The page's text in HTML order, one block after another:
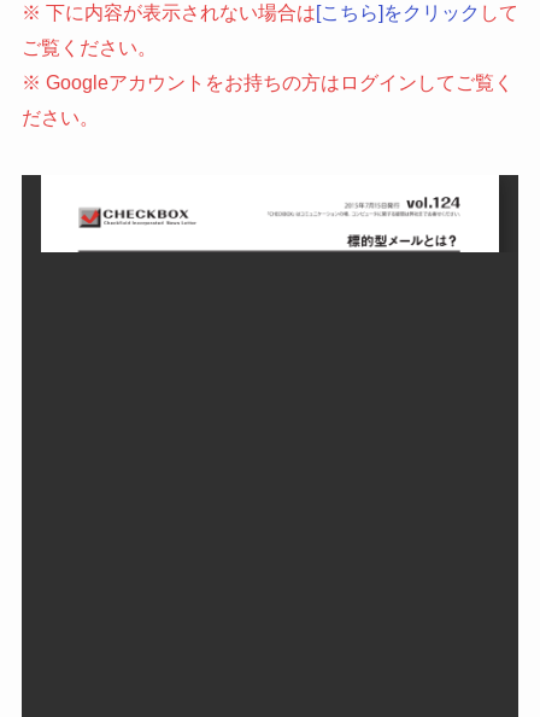
※ 下に内容が表示されない場合は[こちら]をクリック して
ご覧ください。
※ Googleアカウントをお持ちの方はログインしてご覧く
ださい。